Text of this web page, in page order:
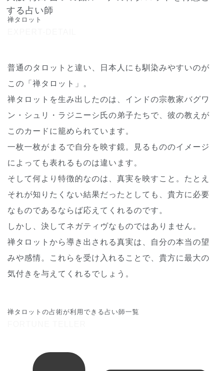
する占い師
禅タロット
普通のタロットと違い、日本人にも馴染みやすいのが
この「禅タロット」。
禅タロットを生み出したのは、インドの宗教家バグワ
ン・シュリ・ラジニーシ氏の弟子たちで、彼の教えが
このカードに籠められています。
一枚一枚がまるで自分を映す鏡。見るもののイメージ
によっても表れるものは違います。
そして何より特徴的なのは、真実を映すこと。たとえ
それが知りたくない結果だったとしても、貴方に必要
なものであるならば応えてくれるのです。
しかし、決してネガティヴなものではありません。
禅タロットから導き出される真実は、自分の本当の望
みや感情。これらを受け入れることで、貴方に最大の
気付きを与えてくれるでしょう。
禅タロットの占術が利用できる占い師一覧